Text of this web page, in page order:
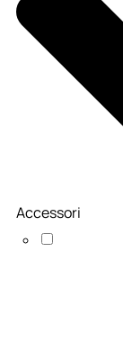
Accessori